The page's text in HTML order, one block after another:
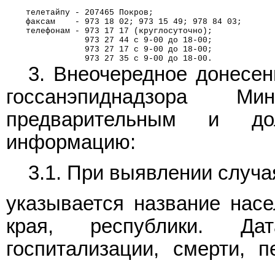
    телетайпу - 207465 Покров;
    факсам    - 973 18 02; 973 15 49; 978 84 03;
    телефонам - 973 17 17 (круглосуточно);
                973 27 44 с 9-00 до 18-00;
                973 27 17 с 9-00 до 18-00;
                973 27 35 с 9-00 до 18-00.
3. Внеочередное
госсанэпиднадзора
предварительным и
информацию:
3.1. При выявлении
указывается название
края, республики.
госпитализации, смерти,